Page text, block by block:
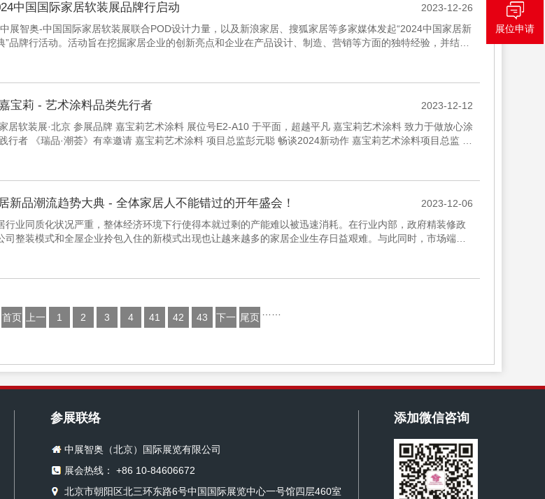
中国国际家居软装展品牌行启动
2023-12-26
展智奥-中国国际家居软装展联合POD设计力量，以及新浪家居、搜狐家居等多家媒体发起“2024中国家居新
”品牌行活动。活动旨在挖掘家居企业的创新亮点和企业在产品设计、制造、营销等方面的独特经验，并结合
体和设计师等多渠道的资源与优势，共同探讨家居行业的市...
宝莉 - 艺术涂料品类先行者
2023-12-12
居软装展·北京 参展品牌 嘉宝莉艺术涂料 展位号E2-A10 于平面，超越平凡 嘉宝莉艺术涂料 致力于做放心涂
行者 《瑞品·潮荟》有幸邀请 嘉宝莉艺术涂料 项目总监彭元聪 畅谈2024新动作 嘉宝莉艺术涂料项目总监 彭
艺展2025北京墙纸展览会2...
新品潮流趋势大典 - 全体家居人不能错过的开年盛会！
2023-12-06
行业同质化状况严重，整体经济环境下行使得本就过剩的产能难以被迅速消耗。在行业内部，政府精装修政
司整装模式和全屋企业拎包入住的新模式出现也让越来越多的家居企业生存日益艰难。与此同时，市场端变
，需求愈发多样，消费者的注意力开始重新回归产品本身的品质和实用性。...
首页
上一
1 2 3 4 41 42 43
下一 尾页
参展联络
中展智奥（北京）国际展览有限公司
展会热线： +86 10-84606672
北京市朝阳区北三环东路6号中国国际展览中心一号馆四层460室
添加微信咨询
展位申请